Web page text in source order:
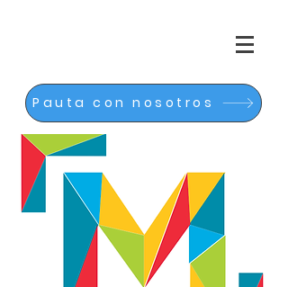
Pauta con nosotros